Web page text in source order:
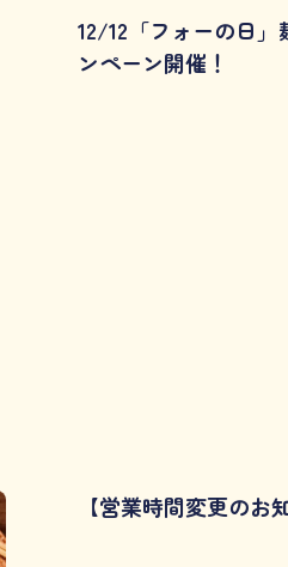
12/12「フォーの日
ンペーン開催！
【営業時間変更の